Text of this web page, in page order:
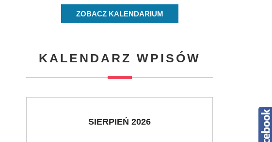
ZOBACZ KALENDARIUM
KALENDARZ WPISÓW
SIERPIEŃ 2026